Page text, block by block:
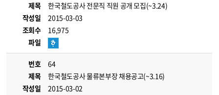
제목
한국철도공사 전문직 직원 공개 모집(~3.24)
작성일
2015-03-03
조회수
16,975
파일
번호
64
제목
한국철도공사 물류본부장 채용공고(~3.16)
작성일
2015-03-02